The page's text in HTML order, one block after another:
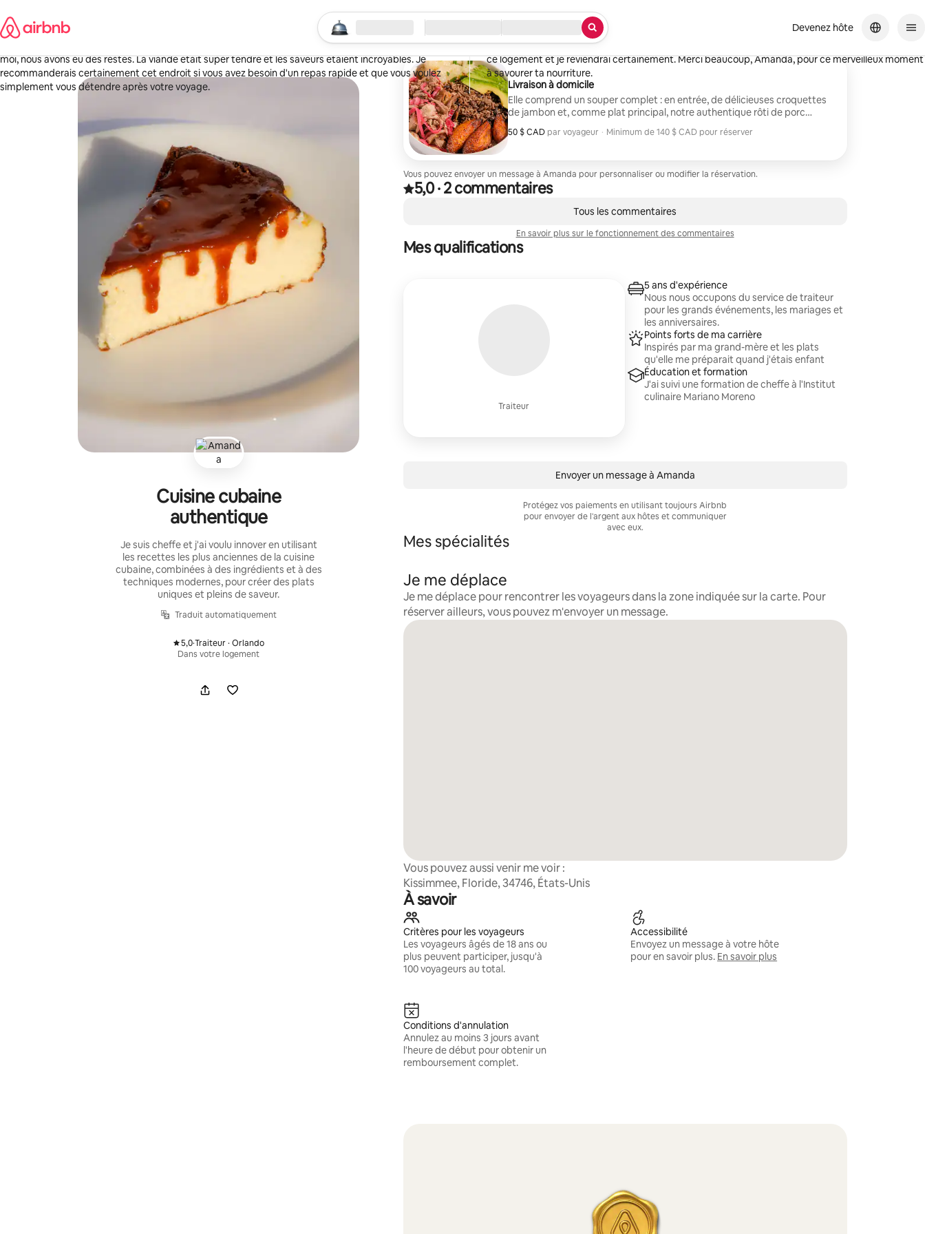
directement
au
Commencer votre recherche
Emplacement Arrivée / Départ Quoi? Devenez hôte
Cuisine cubaine
authentique
Je suis cheffe et j'ai voulu innover en utilisant
les recettes les plus anciennes de la cuisine
cubaine, combinées à des ingrédients et à des
techniques modernes, pour créer des plats
uniques et pleins de saveur.
Traduit automatiquement
5,0
, ·Traiteur · Orlando
Dans votre logement
Livraison à domicile
Elle comprend un souper complet : en entrée, de délicieuses croquettes
de jambon et, comme plat principal, notre authentique rôti de porc
mariné aux épices cubaines, cuit pendant six heures à basse
température, accompagné de moro, de manioc au mojo cubain et de
50 $ CAD par voyageur
50 $ CAD par voyageur · Minimum de 140 $ CAD pour réserver
Vous pouvez envoyer un message à Amanda pour personnaliser ou modifier la réservation.
Note de 5,0 étoile(s) sur 5 d'après 2 commentaires
5,0
, ·2 commentaires
Fort Worth, Texas
,
·Il y a 1 semaine
La nourriture était excellente et il y en avait beaucoup plus que ce à quoi je m'attendais. Mon mari et
moi, nous avons eu des restes. La viande était super tendre et les saveurs étaient incroyables. Je
recommanderais certainement cet endroit si vous avez besoin d'un repas rapide et que vous voulez
simplement vous détendre après votre voyage.
La nourriture était absolument délicieuse et le service était impeccable. Je recommande vivement
ce logement et je reviendrai certainement. Merci beaucoup, Amanda, pour ce merveilleux moment
à savourer ta nourriture.
Tous les commentaires
En savoir plus sur le fonctionnement des commentaires
Mes qualifications
Traiteur
5 ans d'expérience
Nous nous occupons du service de traiteur
pour les grands événements, les mariages et
les anniversaires.
Points forts de ma carrière
Inspirés par ma grand-mère et les plats
qu'elle me préparait quand j'étais enfant
Éducation et formation
J'ai suivi une formation de cheffe à l'Institut
culinaire Mariano Moreno
Envoyer un message à Amanda
Protégez vos paiements en utilisant toujours Airbnb
pour envoyer de l'argent aux hôtes et communiquer
avec eux.
Mes spécialités
Je me déplace
Je me déplace pour rencontrer les voyageurs dans la zone indiquée sur la carte. Pour
réserver ailleurs, vous pouvez m'envoyer un message.
Vous pouvez aussi venir me voir :
Kissimmee, Floride, 34746, États-Unis
À savoir
Critères pour les voyageurs
Les voyageurs âgés de 18 ans ou
plus peuvent participer, jusqu'à
100 voyageurs au total.
Accessibilité
Envoyez un message à votre hôte
pour en savoir plus. En savoir plus
Conditions d'annulation
Annulez au moins 3 jours avant
l'heure de début pour obtenir un
remboursement complet.